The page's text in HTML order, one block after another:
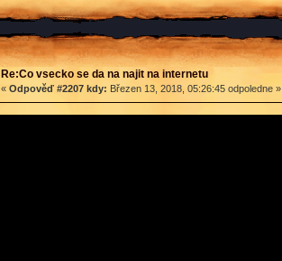
Re:Co vsecko se da na najit na internetu
« Odpověď #2207 kdy: Březen 13, 2018, 05:26:45 odpoledne »